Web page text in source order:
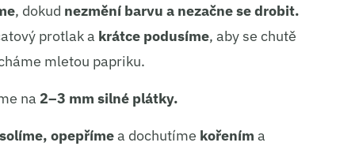
bezpečnosti, předcházení a zjišťování podvodů a
chyb, Poskytování a zobrazování reklamy a obsahu,
a sdělování voleb ochrany osobních údajů.
, dokud nezmění barvu a nezačne se drobit.
protlak a krátce podusíme, aby se chutě
mletou papriku.
na 2–3 mm silné plátky.
opepřímea dochutíme kořením a